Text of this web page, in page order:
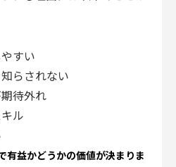
すい
らされない
待外れ
ル
有益かどうかの価値が決まりま